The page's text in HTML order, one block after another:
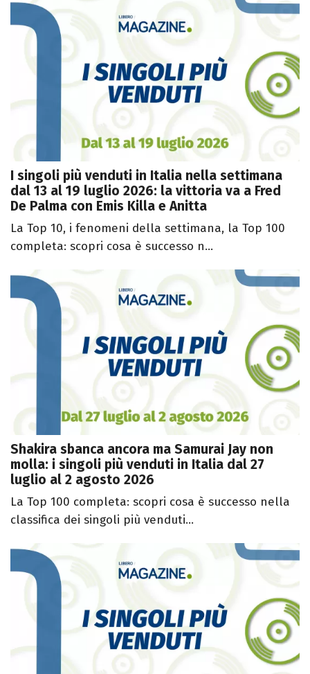
I singoli più venduti in Italia nella settimana
dal 13 al 19 luglio 2026: la vittoria va a Fred
De Palma con Emis Killa e Anitta
La Top 10, i fenomeni della settimana, la Top 100
completa: scopri cosa è successo n...
Shakira sbanca ancora ma Samurai Jay non
molla: i singoli più venduti in Italia dal 27
luglio al 2 agosto 2026
La Top 100 completa: scopri cosa è successo nella
classifica dei singoli più venduti...